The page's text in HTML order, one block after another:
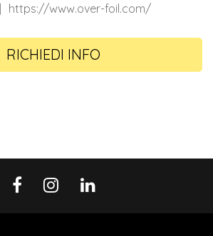
https://www.over-foil.com/
RICHIEDI INFO